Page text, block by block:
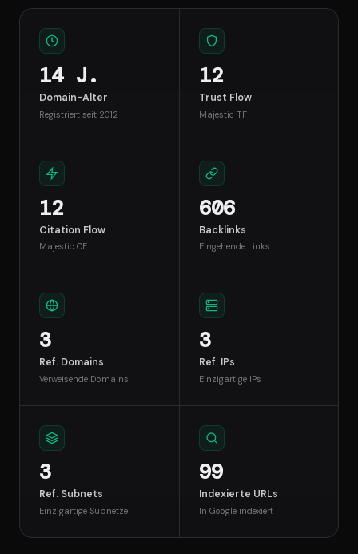
14 J.
Domain-Alter
Registriert seit 2012
12
Trust Flow
Majestic TF
12
Citation Flow
Majestic CF
606
Backlinks
Eingehende Links
3
Ref. Domains
Verweisende Domains
3
Ref. IPs
Einzigartige IPs
3
Ref. Subnets
Einzigartige Subnetze
99
Indexierte URLs
In Google indexiert